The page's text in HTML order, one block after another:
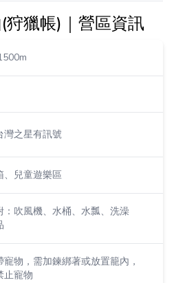
狩獵帳)｜營區資訊
灣之星有訊號
、兒童遊樂區
：吹風機、水桶、水瓢、洗澡
寵物，需加鍊綁著或放置籠內，
止寵物